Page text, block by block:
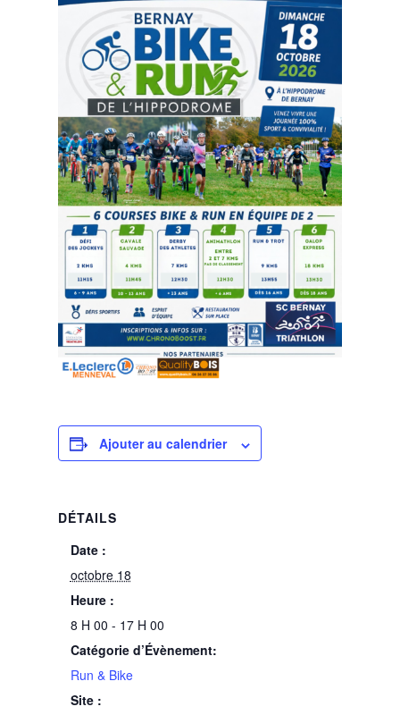
Ajouter au calendrier
DÉTAILS
Date :
octobre 18
Heure :
8 H 00 - 17 H 00
Catégorie d’Évènement:
Run & Bike
Site :